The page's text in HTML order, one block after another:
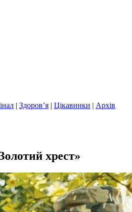
| Здоров’я | Цікавинки | Архів
хрест»